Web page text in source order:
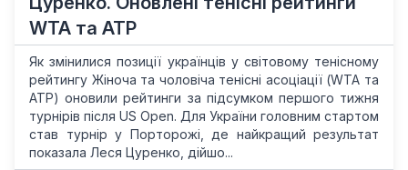
WTA та ATP
Як змінилися позиції українців у світовому тенісному
рейтингу Жіноча та чоловіча тенісні асоціації (WTA та
ATP) оновили рейтинги за підсумком першого тижня
турнірів після US Open. Для України головним стартом
став турнір у Порторожі, де найкращий результат
показала Леся Цуренко, дійшо...